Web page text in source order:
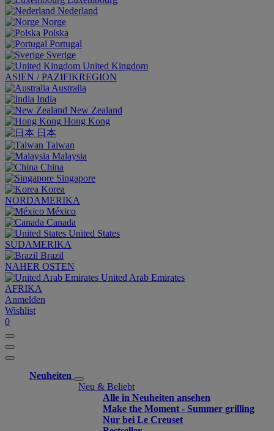
Nederland
Norge
Polska
Portugal
Sverige
United Kingdom
ASIEN / PAZIFIKREGION
Australia
India
New Zealand
Hong Kong
日本
Taiwan
Malaysia
China
Singapore
Korea
NORDAMERIKA
México
Canada
United States
SÜDAMERIKA
Brazil
NAHER OSTEN
United Arab Emirates
AFRIKA
Anmelden
Wishlist
0
Neuheiten
Neu & Beliebt
Alle in Neuheiten ansehen
Make the Moment - Summer grilling
Nur bei Le Creuset